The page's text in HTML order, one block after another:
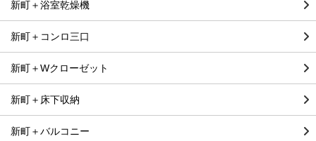
新町＋浴室乾燥機
新町＋コンロ三口
新町＋Wクローゼット
新町＋床下収納
新町＋バルコニー